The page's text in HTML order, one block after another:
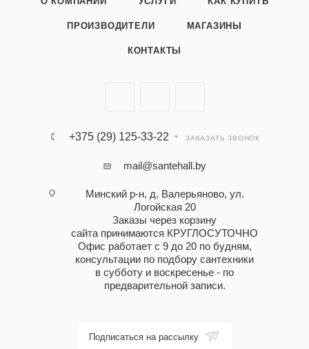
ПРОИЗВОДИТЕЛИ МАГАЗИНЫ
КОНТАКТЫ
+375 (29) 125-33-22 ЗАКАЗАТЬ ЗВОНОК
mail@santehall.by
Минский р-н, д. Валерьяново, ул.
Логойская 20
Заказы через корзину
сайта принимаются КРУГЛОСУТОЧНО
Офис работает с 9 до 20 по будням,
консультации по подбору сантехники
в субботу и воскресенье - по
предварительной записи.
Подписаться на рассылку